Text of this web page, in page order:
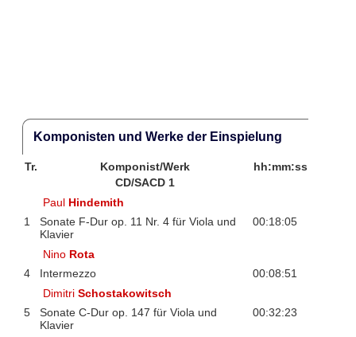
Komponisten und Werke der Einspielung
Tr. Komponist/Werk
hh:mm:ss
CD/SACD 1
Paul Hindemith
1
Sonate F-Dur op. 11 Nr. 4 für Viola und
Klavier
00:18:05
Nino Rota
4
Intermezzo
00:08:51
DimitriSchostakowitsch
5
Sonate C-Dur op. 147 für Viola und
Klavier
00:32:23